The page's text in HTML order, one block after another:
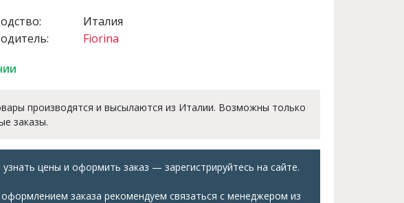
Италия
Fiorina
производятся и высылаются из Италии. Возможны только
заказы.
цены и оформить заказ — зарегистрируйтесь на сайте.
заказа рекомендуем связаться с менеджером из